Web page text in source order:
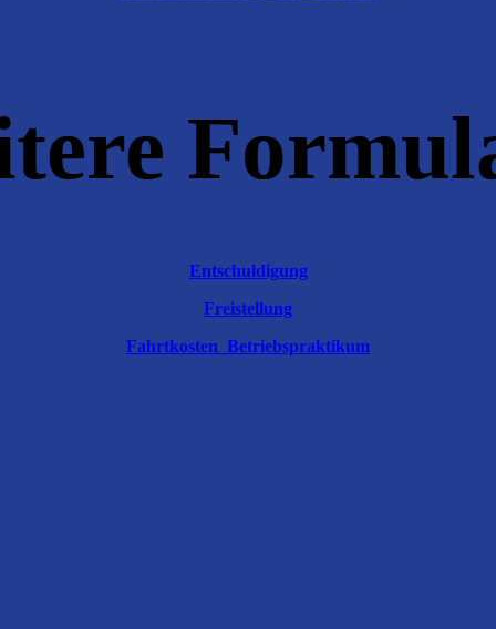
Entschuldigung
Freistellung
Fahrtkosten_Betriebspraktikum